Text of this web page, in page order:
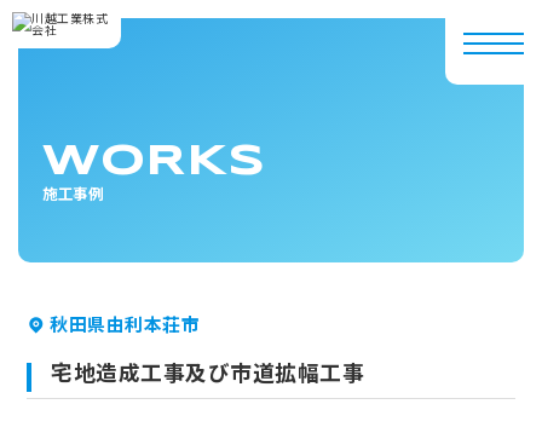
WORKS
施工事例
秋田県由利本荘市
宅地造成工事及び市道拡幅工事